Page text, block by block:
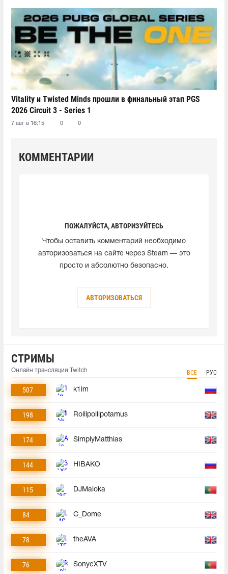
Vitality и Twisted Minds прошли в финальный этап PGS
2026 Circuit 3 - Series 1
7 авг в 16:15 0 0
КОММЕНТАРИИ
ПОЖАЛУЙСТА, АВТОРИЗУЙТЕСЬ
Чтобы оставить комментарий необходимо
авторизоваться на сайте через Steam — это
просто и абсолютно безопасно.
АВТОРИЗОВАТЬСЯ
СТРИМЫ
Онлайн трансляции Twitch ВСЕ РУС
507 k1im
198 Rollipollipotamus
174 SimplyMatthias
144 HIBAKO
115 DJMaloka
84 C_Dome
78 theAVA
76 SonycXTV